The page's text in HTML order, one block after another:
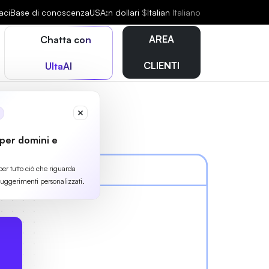
Base di conoscenzaUSA:n dollari $Italian Italiano
Chatta con
UltaAI
domini e
tutto ciò che riguarda
personalizzati.
AREA
CLIENTI